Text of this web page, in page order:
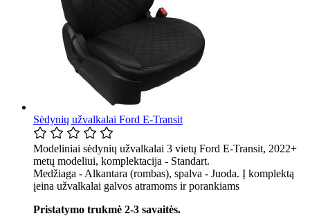
Sėdynių užvalkalai Ford E-Transit
Modeliniai sėdynių užvalkalai 3 vietų Ford E-Transit, 2022+
metų modeliui, komplektacija - Standart.
Medžiaga - Alkantara (rombas), spalva - Juoda. Į komplektą
įeina užvalkalai galvos atramoms ir porankiams
Pristatymo trukmė 2-3 savaitės.